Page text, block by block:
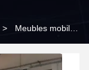
> Meubles mobiles